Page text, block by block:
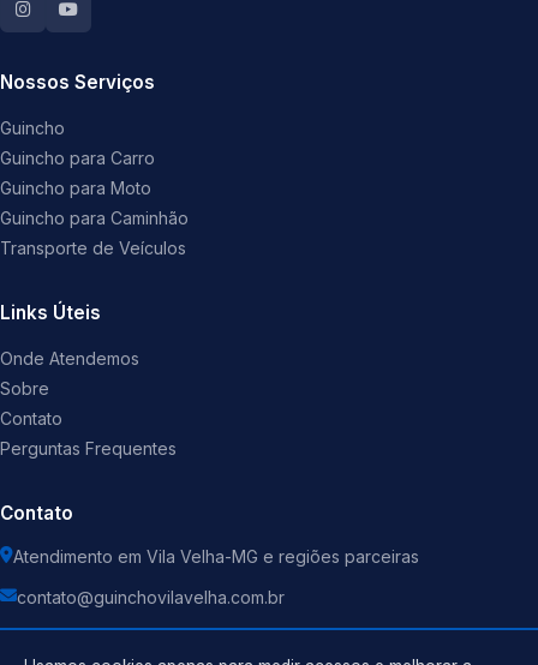
Nossos Serviços
Guincho
Guincho para Carro
Guincho para Moto
Guincho para Caminhão
Transporte de Veículos
Links Úteis
Onde Atendemos
Sobre
Contato
Perguntas Frequentes
Contato
Atendimento em Vila Velha-MG e regiões parceiras
contato@guinchovilavelha.com.br